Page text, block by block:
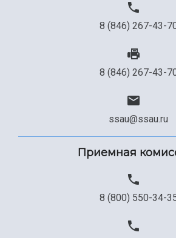
8 (846) 267-43-
8 (846) 267-43-
ssau@ssau.ru
Приемная
8 (800) 550-34-